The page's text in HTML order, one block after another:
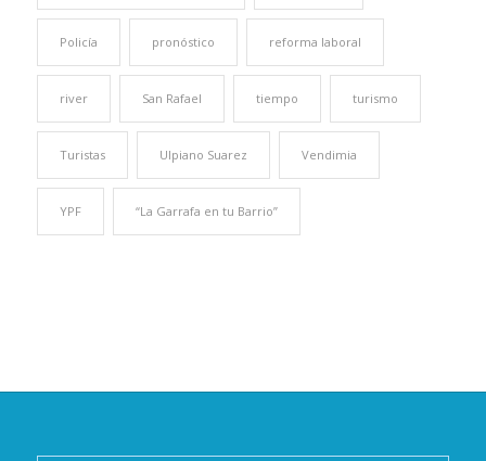
Policía pronóstico reforma laboral
river San Rafael tiempo turismo
Turistas Ulpiano Suarez Vendimia
YPF “La Garrafa en tu Barrio”